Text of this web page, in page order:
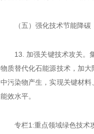
（五）强化技术节能降碳
13. 加强关键技术攻关。
物质替代化石能源技术，加
中污染物产生，实现关键材
能效水平。
专栏1:重点领域绿色技术